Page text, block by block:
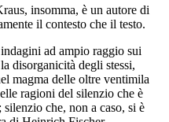
insomma, è un autore di
il contesto che il testo.
ad ampio raggio sui
disorganicità degli stessi,
magma delle oltre ventimila
ragioni del silenzio che è
che, non a caso, si è